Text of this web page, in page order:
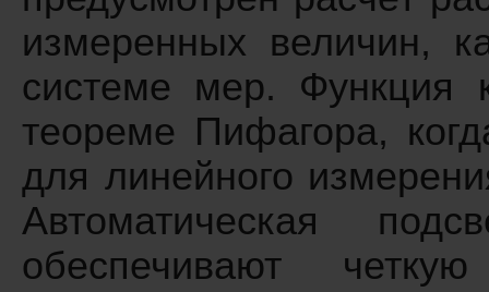
измеренных величин,
системе мер. Функция
теореме Пифагора,
для линейного
Автоматическая
обеспечивают